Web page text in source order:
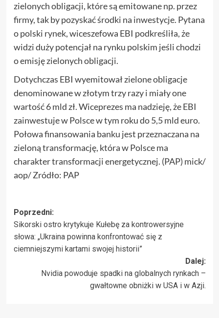
zielonych obligacji, które są emitowane np. przez
firmy, tak by pozyskać środki na inwestycje. Pytana
o polski rynek, wiceszefowa EBI podkreśliła, że
widzi duży potencjał na rynku polskim jeśli chodzi
o emisję zielonych obligacji.
Dotychczas EBI wyemitował zielone obligacje
denominowane w złotym trzy razy i miały one
wartość 6 mld zł. Wiceprezes ma nadzieję, że EBI
zainwestuje w Polsce w tym roku do 5,5 mld euro.
Połowa finansowania banku jest przeznaczana na
zieloną transformację, która w Polsce ma
charakter transformacji energetycznej. (PAP) mick/
aop/ Zródło: PAP
Zobacz
wpisy
Poprzedni:
Sikorski ostro krytykuje Kułebę za kontrowersyjne
słowa: „Ukraina powinna konfrontować się z
ciemniejszymi kartami swojej historii”
Dalej:
Nvidia powoduje spadki na globalnych rynkach –
gwałtowne obniżki w USA i w Azji.